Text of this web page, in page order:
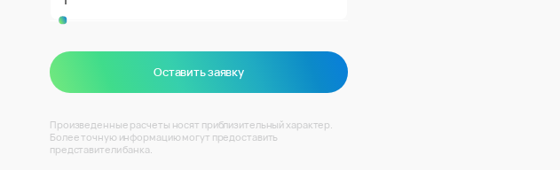
Оставить заявку
Произведенные расчеты носят приблизительный характер.
Более точную информацию могут предоставить
представители банка.